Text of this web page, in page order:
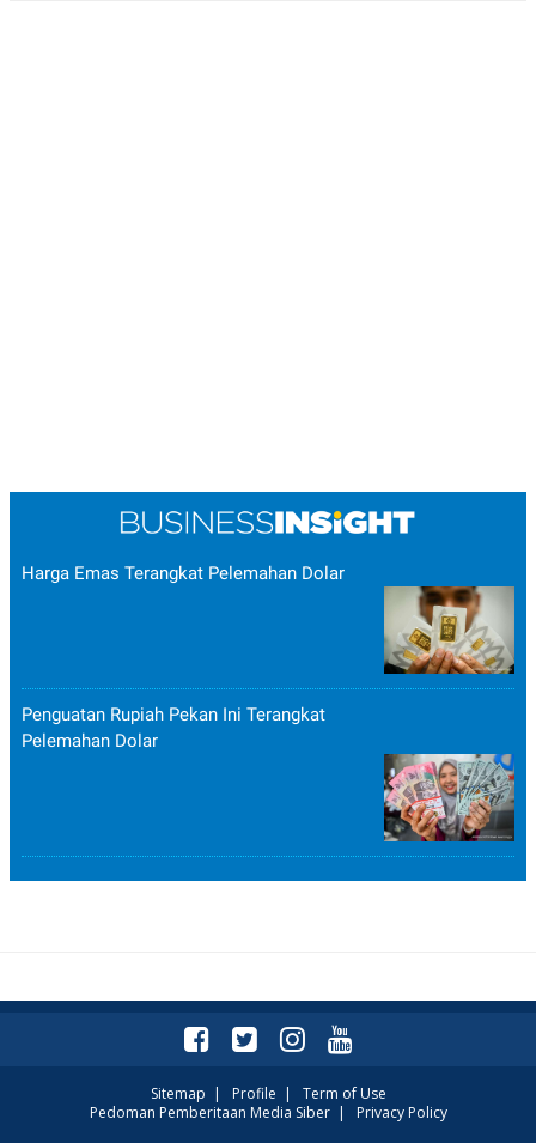
Harga Emas Terangkat Pelemahan Dolar
Penguatan Rupiah Pekan Ini Terangkat
Pelemahan Dolar
Sitemap | Profile | Term of Use
Pedoman Pemberitaan Media Siber| Privacy Policy